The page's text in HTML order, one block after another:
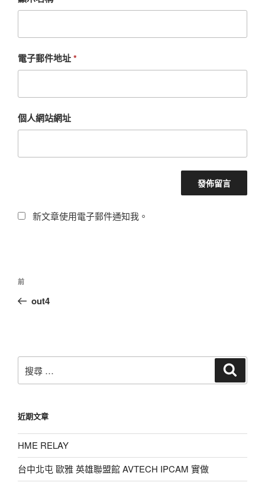
電子郵件地址*
個人網站網址
新文章使用電子郵件通知我。
文
導
上
一
前
out4
搜
尋：
近期文章
HME RELAY
台中北屯 歐雅 英雄聯盟館 AVTECH IPCAM 實做